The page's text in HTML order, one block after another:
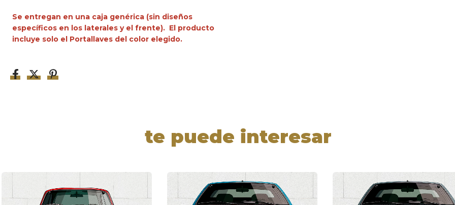
Se entregan en una caja genérica (sin diseños
específicos en los laterales y el frente). El producto
incluye solo el Portallaves del color elegido.
te puede interesar